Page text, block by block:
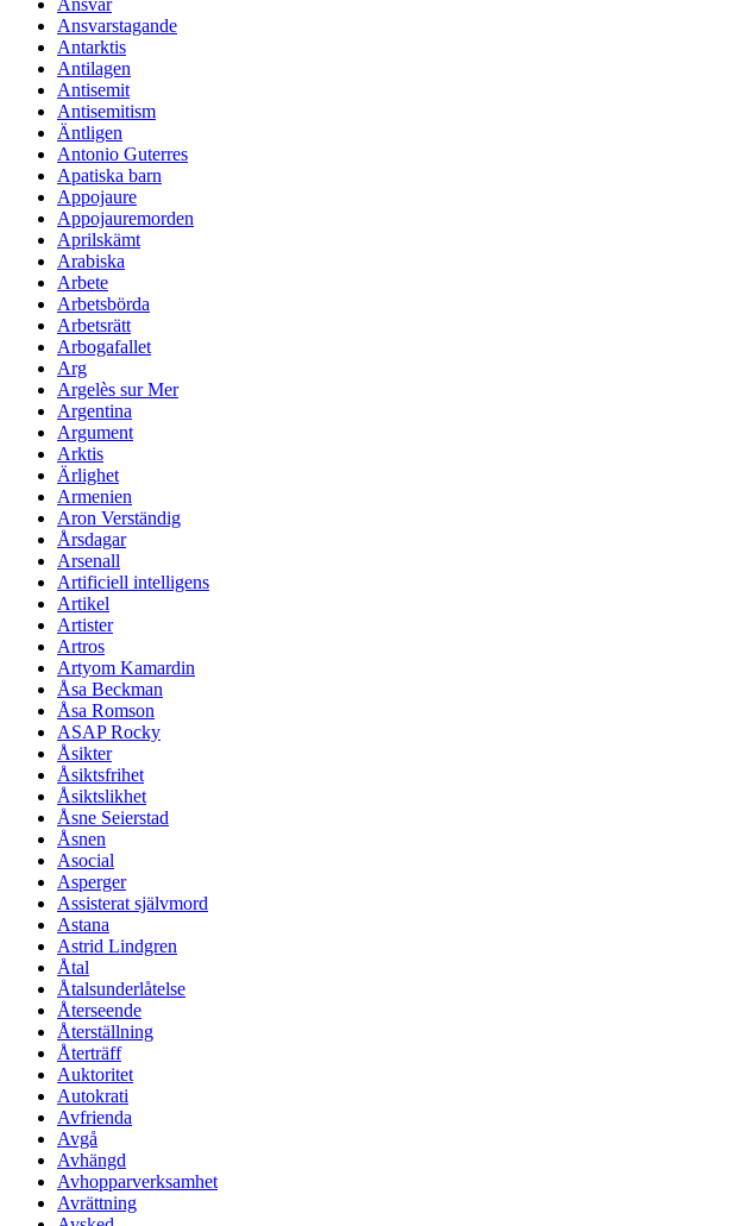
Ansvarstagande
Antarktis
Antilagen
Antisemit
Antisemitism
Äntligen
Antonio Guterres
Apatiska barn
Appojaure
Appojauremorden
Aprilskämt
Arabiska
Arbete
Arbetsbörda
Arbetsrätt
Arbogafallet
Arg
Argelès sur Mer
Argentina
Argument
Arktis
Ärlighet
Armenien
Aron Verständig
Årsdagar
Arsenall
Artificiell intelligens
Artikel
Artister
Artros
Artyom Kamardin
Åsa Beckman
Åsa Romson
ASAP Rocky
Åsikter
Åsiktsfrihet
Åsiktslikhet
Åsne Seierstad
Åsnen
Asocial
Asperger
Assisterat självmord
Astana
Astrid Lindgren
Åtal
Åtalsunderlåtelse
Återseende
Återställning
Återträff
Auktoritet
Autokrati
Avfrienda
Avgå
Avhängd
Avhopparverksamhet
Avrättning